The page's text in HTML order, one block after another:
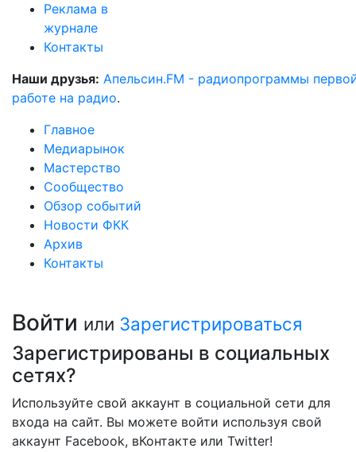
Реклама в
журнале
Контакты
Наши друзья: Апельсин.FM - радиопрограммы
работе на радио.
Главное
Медиарынок
Мастерство
Сообщество
Обзор событий
Новости ФКК
Архив
Контакты
Войти или Зарегистрироваться
Зарегистрированы в социальных
сетях?
Используйте свой аккаунт в социальной сети для
входа на сайт. Вы можете войти используя свой
аккаунт Facebook, вКонтакте или Twitter!